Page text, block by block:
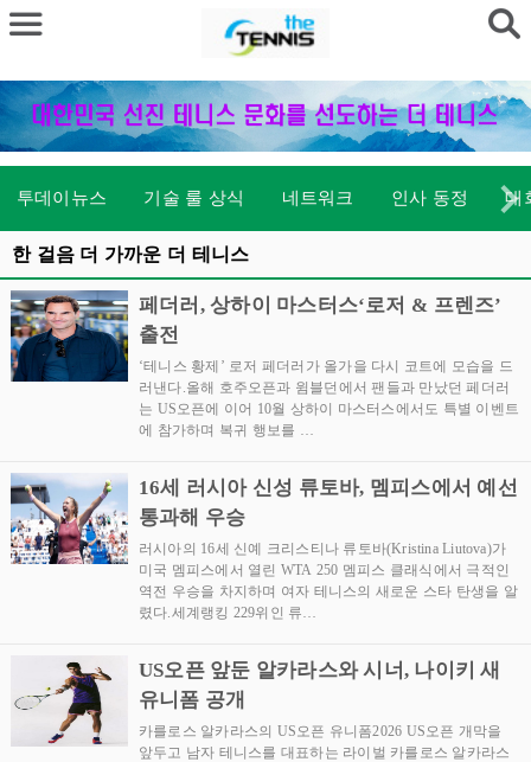
투데이뉴스 기술 룰 상식 네트워크 인사 동정 대
한 걸음 더 가까운 더 테니스
페더러, 상하이 마스터스‘로저 & 프렌즈’
출전
‘테니스 황제’ 로저 페더러가 올가을 다시 코트에 모습을 드
러낸다.올해 호주오픈과 윔블던에서 팬들과 만났던 페더러
는 US오픈에 이어 10월 상하이 마스터스에서도 특별 이벤트
에 참가하며 복귀 행보를 …
16세 러시아 신성 류토바, 멤피스에서 예선
통과해 우승
러시아의 16세 신예 크리스티나 류토바(Kristina Liutova)가
미국 멤피스에서 열린 WTA 250 멤피스 클래식에서 극적인
역전 우승을 차지하며 여자 테니스의 새로운 스타 탄생을 알
렸다.세계랭킹 229위인 류…
US오픈 앞둔 알카라스와 시너, 나이키 새
유니폼 공개
카를로스 알카라스의 US오픈 유니폼2026 US오픈 개막을
앞두고 남자 테니스를 대표하는 라이벌 카를로스 알카라스